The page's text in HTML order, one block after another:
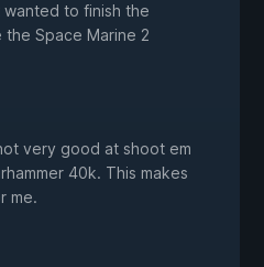
to finish the
the Space Marine 2
very good at shoot em
40k. This makes
me.